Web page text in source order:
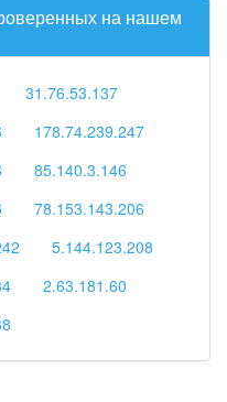
на нашем
31.76.53.137
178.74.239.247
85.140.3.146
78.153.143.206
5.144.123.208
2.63.181.60